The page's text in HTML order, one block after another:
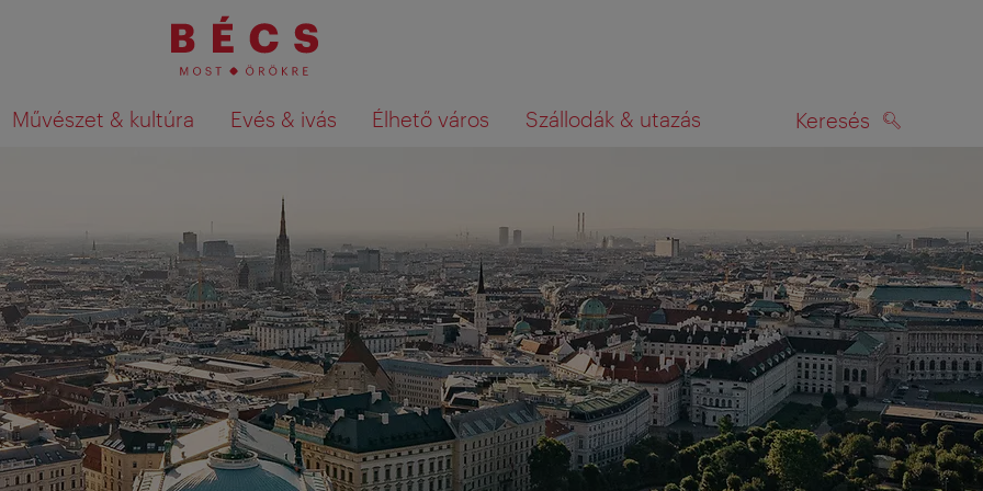
Művészet & kultúra Evés & ivás Élhető város Szállodák & utazás Keresés